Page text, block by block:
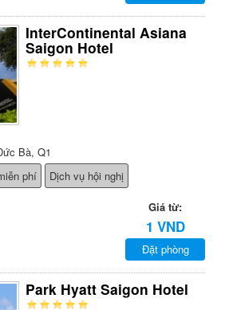
InterContinental Asiana
Saigon Hotel
Bà, Q1
phí Dịch vụ hội nghị
Giá từ:
1 VND
Đặt phòng
Park Hyatt Saigon Hotel